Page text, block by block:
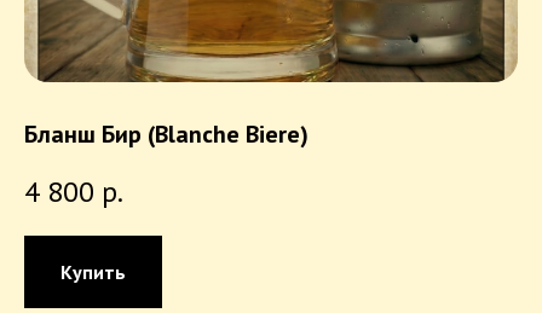
Бланш Бир (Blanche Biere)
4 800 р.
Купить